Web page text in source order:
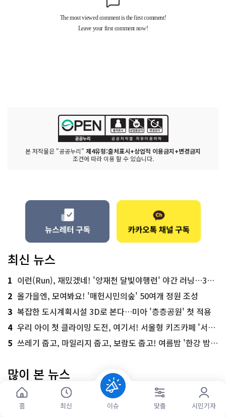
본 저작물은 "공공누리" 제4유형:출처표시+상업적 이용금지+변경금지
조건에 따라 이용 할 수 있습니다.
최신 뉴스
1 이런(Run), 재밌겠네! '양재천 달빛야행런' 야간 러닝…300명 모집
2 올가을엔, 모여봐요! '매헌시민의숲' 50여개 정원 조성
3 복잡한 도시계획시설 3D로 본다…미아 '층층공원' 첫 적용
4 우리 아이 첫 클라이밍 도전, 여기서! 서울형 키즈카페 '서울가족플라자점'
5 쓰레기 줍고, 마일리지 줍고, 보람도 줍고! 여름밤 '한강 밤마실 줍깅'
많이 본 뉴스
"편의점인데 아무것도 안 팔아요" 서울에서 가장 특별한 편의점의 정체
주황색 리본 따라 한강부터 메타세쿼이아 숲길까지…서울둘레길 15코스
홈 최신 이슈 맞춤 시민기자